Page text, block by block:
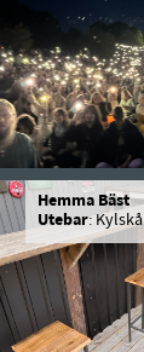
Hemma Bäst
Utebar: